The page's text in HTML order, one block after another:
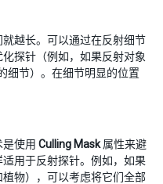
越长。可以通过在反射细节
探针（例如，如果反射对象
细节）。在细节明显的位置
使用 Culling Mask属性来避
用于反射探针。例如，如果
物），可以考虑将它们全部